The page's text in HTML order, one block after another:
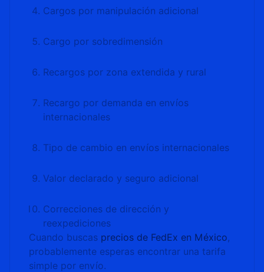
Cargos por manipulación adicional
Cargo por sobredimensión
Recargos por zona extendida y rural
Recargo por demanda en envíos
internacionales
Tipo de cambio en envíos internacionales
Valor declarado y seguro adicional
Correcciones de dirección y
reexpediciones
Cuando buscas precios de FedEx en México,
probablemente esperas encontrar una tarifa
simple por envío.